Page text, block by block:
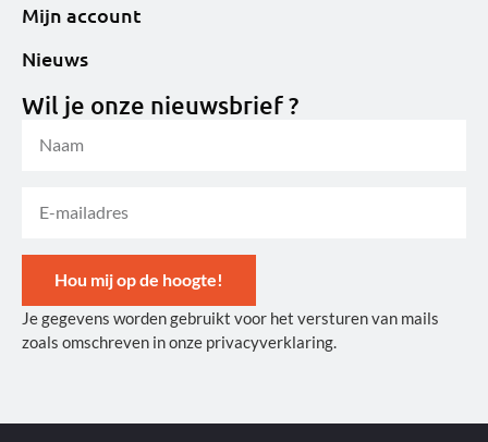
Mijn account
Nieuws
Wil je onze nieuwsbrief ?
Hou mij op de hoogte!
Alternative:
Je gegevens worden gebruikt voor het versturen van mails
zoals omschreven in onze privacyverklaring.